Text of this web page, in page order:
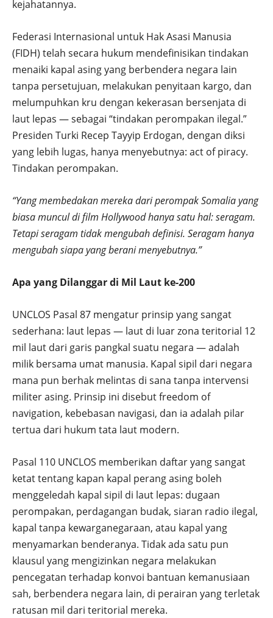
kejahatannya.
Federasi Internasional untuk Hak Asasi Manusia
(FIDH) telah secara hukum mendefinisikan tindakan
menaiki kapal asing yang berbendera negara lain
tanpa persetujuan, melakukan penyitaan kargo, dan
melumpuhkan kru dengan kekerasan bersenjata di
laut lepas — sebagai “tindakan perompakan ilegal.”
Presiden Turki Recep Tayyip Erdogan, dengan diksi
yang lebih lugas, hanya menyebutnya: act of piracy.
Tindakan perompakan.
“Yang membedakan mereka dari perompak Somalia yang
biasa muncul di film Hollywood hanya satu hal: seragam.
Tetapi seragam tidak mengubah definisi. Seragam hanya
mengubah siapa yang berani menyebutnya.”
Apa yang Dilanggar di Mil Laut ke-200
UNCLOS Pasal 87 mengatur prinsip yang sangat
sederhana: laut lepas — laut di luar zona teritorial 12
mil laut dari garis pangkal suatu negara — adalah
milik bersama umat manusia. Kapal sipil dari negara
mana pun berhak melintas di sana tanpa intervensi
militer asing. Prinsip ini disebut freedom of
navigation, kebebasan navigasi, dan ia adalah pilar
tertua dari hukum tata laut modern.
Pasal 110 UNCLOS memberikan daftar yang sangat
ketat tentang kapan kapal perang asing boleh
menggeledah kapal sipil di laut lepas: dugaan
perompakan, perdagangan budak, siaran radio ilegal,
kapal tanpa kewarganegaraan, atau kapal yang
menyamarkan benderanya. Tidak ada satu pun
klausul yang mengizinkan negara melakukan
pencegatan terhadap konvoi bantuan kemanusiaan
sah, berbendera negara lain, di perairan yang terletak
ratusan mil dari teritorial mereka.